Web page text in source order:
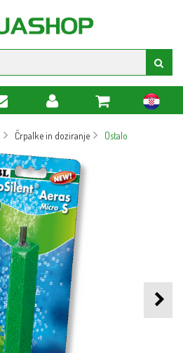
hr
Črpalke in doziranje Ostalo